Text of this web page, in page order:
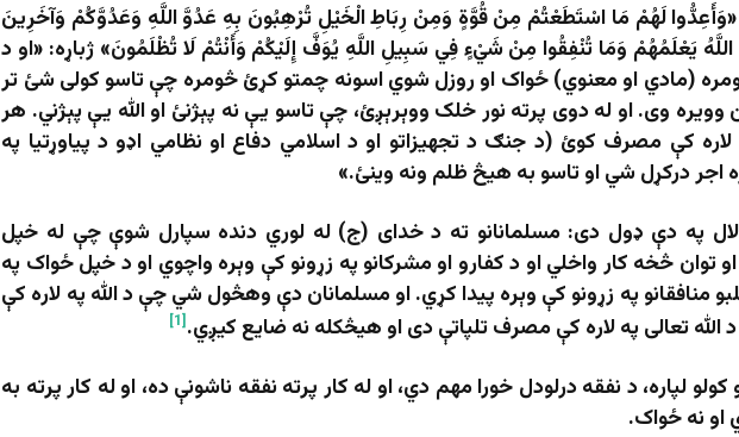
«وَأَعِدُّوا لَهُمْ مَا اسْتَطَعْتُمْ مِنْ قُوَّةٍ وَمِنْ رِبَاطِ الْخَيْلِ تُرْهِبُونَ بِهِ عَدُوَّ اللَّهِ وَعَدُوَّكُمْ وَآخَرِينَ
يَعْلَمُهُمْ وَمَا تُنْفِقُوا مِنْ شَيْءٍ فِي سَبِيلِ اللَّهِ يُوَفَّ إِلَيْكُمْ وَأَنْتُمْ لَا تُظْلَمُونَ» ژباړه: «او د
(مادي او معنوي) ځواک او روزل شوي اسونه چمتو کړئ څومره چې تاسو کولی شئ تر
وی. او له دوی پرته نور خلک ووېرېږئ، چې تاسو یې نه پېژنئ او الله یې پېژني. هر
کې مصرف کوئ (د جنګ د تجهیزاتو او د اسلامي دفاع او نظامي اډو د پیاوړتیا په
اجر درکړل شي او تاسو به هیڅ ظلم ونه وینئ.»
په دې ډول دى: مسلمانانو ته د خداى (ج) له لوري دنده سپارل شوې چې له خپل
توان څخه کار واخلي او د کفارو او مشرکانو په زړونو کې وېره واچوي او د خپل ځواک په
منافقانو په زړونو کې وېره پيدا کړي. او مسلمانان دې وهڅول شي چې د الله په لاره کې
تعالی په لاره کې مصرف تلپاتې دی او هیڅکله نه ضایع کیږي.[1]
لپاره، د نفقه درلودل خورا مهم دي، او له کار پرته نفقه ناشونې ده، او له کار پرته به
او نه ځواک.